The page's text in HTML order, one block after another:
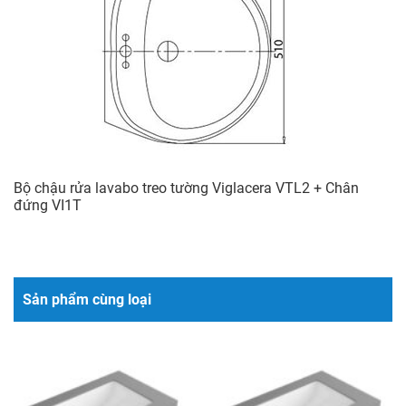
Bộ chậu rửa lavabo treo tường Viglacera VTL2 + Chân
đứng VI1T
Sản phẩm cùng loại